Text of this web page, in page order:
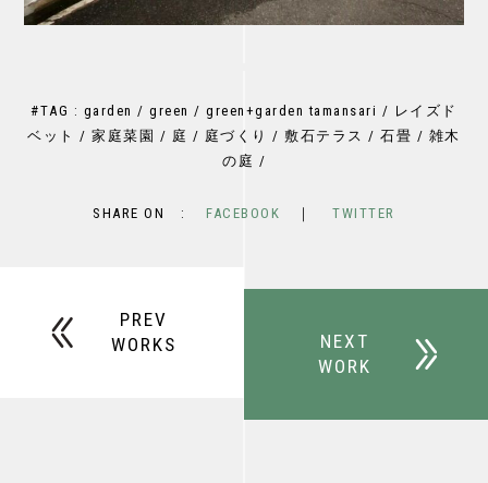
#TAG : garden / green / green+garden tamansari / レイズド
ベット / 家庭菜園 / 庭 / 庭づくり / 敷石テラス / 石畳 / 雑木
の庭 /
SHARE ON : FACEBOOK ｜ TWITTER
PREV
WORKS
NEXT
WORK